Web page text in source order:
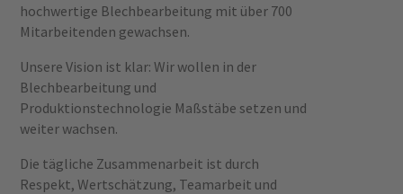
hochwertige Blechbearbeitung mit über 700
Mitarbeitenden gewachsen.
Unsere Vision ist klar: Wir wollen in der
Blechbearbeitung und
Produktionstechnologie Maßstäbe setzen und
weiter wachsen.
Die tägliche Zusammenarbeit ist durch
Respekt, Wertschätzung, Teamarbeit und